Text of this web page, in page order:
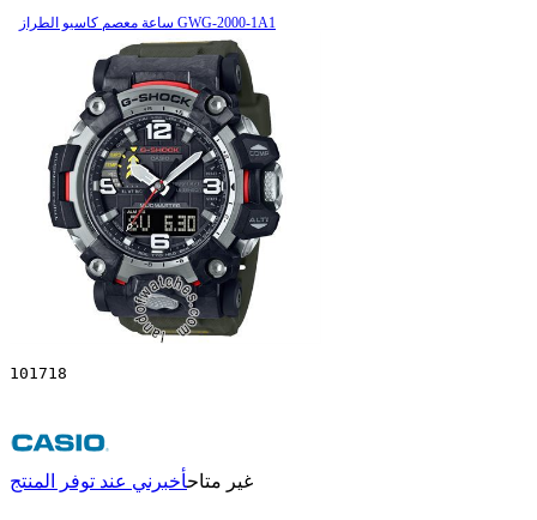
ساعة معصم کاسیو الطراز GWG-2000-1A1
101718
غير متاحأخبرني عند توفر المنتج